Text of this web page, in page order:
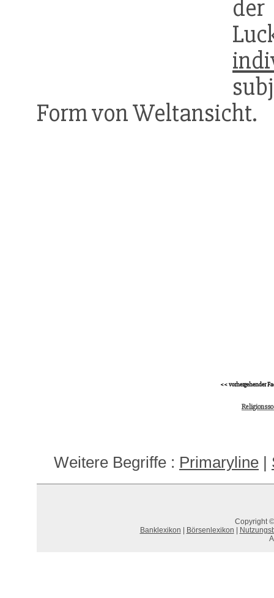
Form von Weltansicht.
<< vorhergehender
Weitere Begriffe : Primaryline
Copyright
Banklexikon
Börsenlexikon